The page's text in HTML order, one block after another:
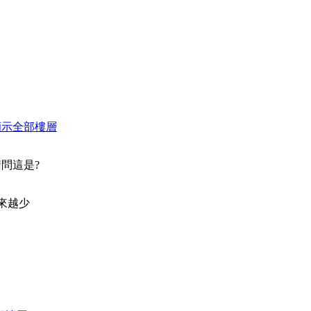
全部樓層
這是?
越少